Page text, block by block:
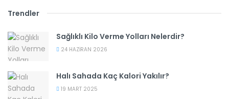
Trendler
Sağlıklı Kilo Verme Yolları Nelerdir?
24 HAZIRAN 2026
Halı Sahada Kaç Kalori Yakılır?
19 MART 2025